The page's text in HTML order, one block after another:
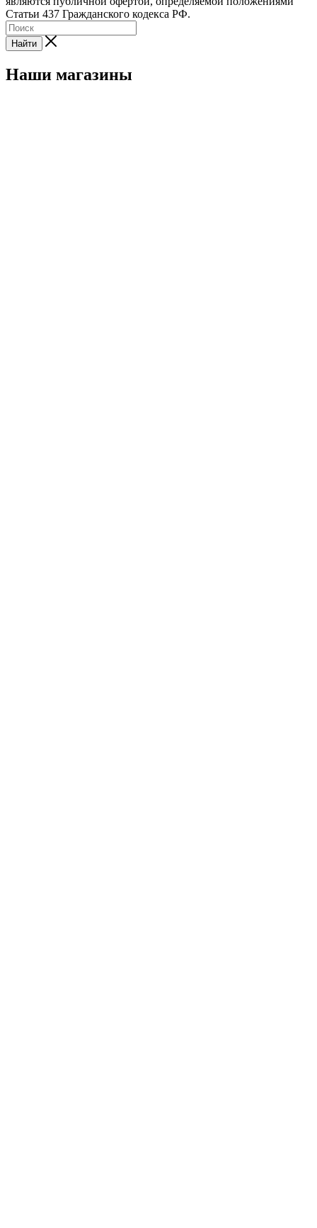
Статьи 437 Гражданского кодекса РФ.
Найти
Наши магазины